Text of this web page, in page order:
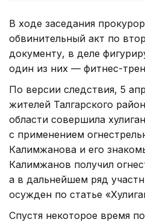
В ходе заседания
обвинительный акт по
документу, в деле
один из них — фитнес-
По версии следствия, 5
жителей Талгарского
области совершила
с применением
Калимжанова и его
Калимжанов получил
а в дальнейшем ряд
осужден по статье
Спустя некоторое время